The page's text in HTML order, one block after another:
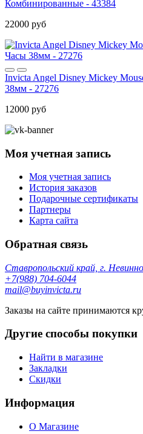
Комбинированные - 43384
22000 руб
Invicta Angel Disney Mickey
38мм - 27276
12000 руб
Моя учетная запись
Моя учетная запись
История заказов
Подарочные сертификаты
Партнеры
Карта сайта
Обратная связь
Ставропольский край, г.
+7(988) 704-6044
mail@buyinvicta.ru
Заказы на сайте принимаются
Другие способы покупки
Найти в магазине
Закладки
Скидки
Информация
О Магазине